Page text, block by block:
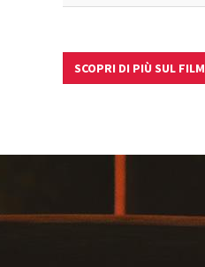
SCOPRI DI PIÙ SUL FILM